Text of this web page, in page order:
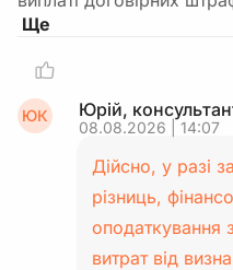
ЮК Юрій,
08.08.2026 | 14:07
Дійсно, у разі
різниць,
оподаткування
витрат від